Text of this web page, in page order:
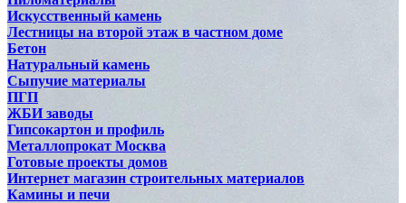
Искусственный камень
Лестницы на второй этаж в частном доме
Бетон
Натуральный камень
Сыпучие материалы
ПГП
ЖБИ заводы
Гипсокартон и профиль
Металлопрокат Москва
Готовые проекты домов
Интернет магазин строительных материалов
Камины и печи